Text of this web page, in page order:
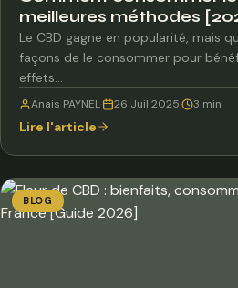
meilleures méthodes
Le CBD gagne en popularité, mais
façons de le consommer pour
effets…
Anais PAYNEL 26 Juil 2025 3 min
Lire l'article
BLOG